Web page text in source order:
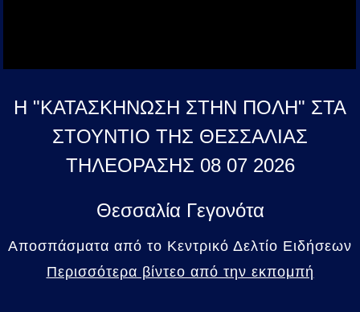
Η "ΚΑΤΑΣΚΗΝΩΣΗ ΣΤΗΝ ΠΟΛΗ" ΣΤΑ
ΣΤΟΥΝΤΙΟ ΤΗΣ ΘΕΣΣΑΛΙΑΣ
ΤΗΛΕΟΡΑΣΗΣ 08 07 2026
Θεσσαλία Γεγονότα
Αποσπάσματα από το Κεντρικό Δελτίο Ειδήσεων
Περισσότερα βίντεο από την εκπομπή